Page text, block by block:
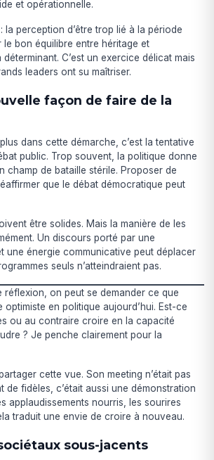
et opérationnelle.
la perception d’être trop lié à la période
le bon équilibre entre héritage et
C’est un exercice délicat mais
leaders ont su maîtriser.
façon de faire de la
dans cette démarche, c’est la tentative
public. Trop souvent, la politique donne
champ de bataille stérile. Proposer de
que le débat démocratique peut
être solides. Mais la manière de les
Un discours porté par une
une énergie communicative peut déplacer
seuls n’atteindraient pas.
réflexion, on peut se demander ce que
optimiste en politique aujourd’hui. Est-ce
ou au contraire croire en la capacité
? Je penche clairement pour la
cette vue. Son meeting n’était pas
de fidèles, c’était aussi une démonstration
applaudissements nourris, les sourires
traduit une envie de croire à nouveau.
sous-jacents